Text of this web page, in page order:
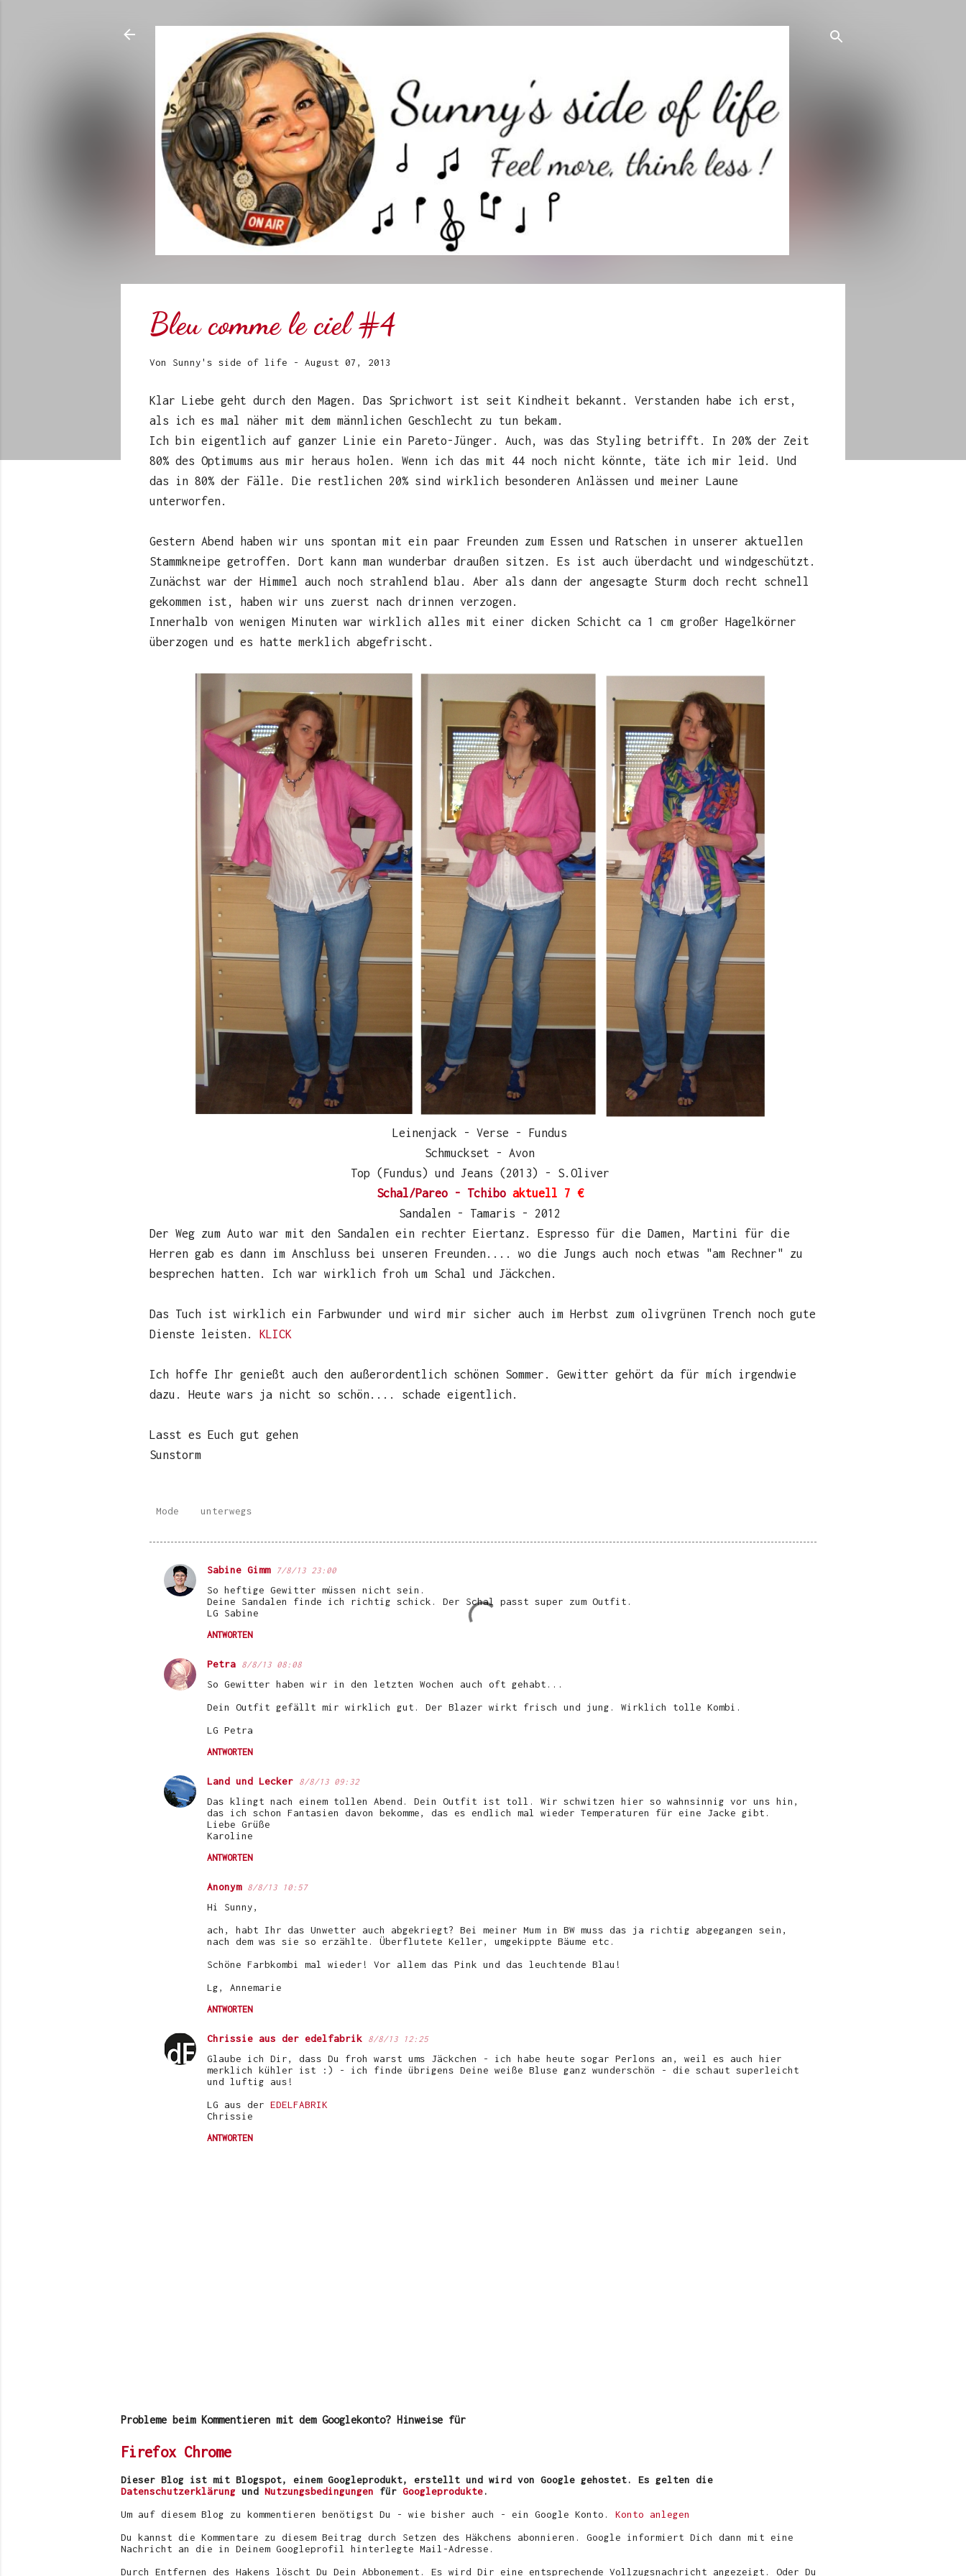
Bleu comme le ciel #4
Von Sunny's side of life - August 07, 2013
Klar Liebe geht durch den Magen. Das Sprichwort ist seit Kindheit bekannt. Verstanden habe ich erst,
als ich es mal näher mit dem männlichen Geschlecht zu tun bekam.
Ich bin eigentlich auf ganzer Linie ein Pareto-Jünger. Auch, was das Styling betrifft. In 20% der Zeit
80% des Optimums aus mir heraus holen. Wenn ich das mit 44 noch nicht könnte, täte ich mir leid. Und
das in 80% der Fälle. Die restlichen 20% sind wirklich besonderen Anlässen und meiner Laune
unterworfen.
Gestern Abend haben wir uns spontan mit ein paar Freunden zum Essen und Ratschen in unserer aktuellen
Stammkneipe getroffen. Dort kann man wunderbar draußen sitzen. Es ist auch überdacht und windgeschützt.
Zunächst war der Himmel auch noch strahlend blau. Aber als dann der angesagte Sturm doch recht schnell
gekommen ist, haben wir uns zuerst nach drinnen verzogen.
Innerhalb von wenigen Minuten war wirklich alles mit einer dicken Schicht ca 1 cm großer Hagelkörner
überzogen und es hatte merklich abgefrischt.
Leinenjack - Verse - Fundus
Schmuckset - Avon
Top (Fundus) und Jeans (2013) - S.Oliver
Schal/Pareo - Tchiboaktuell 7 €
Sandalen - Tamaris - 2012
Der Weg zum Auto war mit den Sandalen ein rechter Eiertanz. Espresso für die Damen, Martini für die
Herren gab es dann im Anschluss bei unseren Freunden.... wo die Jungs auch noch etwas "am Rechner" zu
besprechen hatten. Ich war wirklich froh um Schal und Jäckchen.
Das Tuch ist wirklich ein Farbwunder und wird mir sicher auch im Herbst zum olivgrünen Trench noch gute
Dienste leisten. KLICK
Ich hoffe Ihr genießt auch den außerordentlich schönen Sommer. Gewitter gehört da für mích irgendwie
dazu. Heute wars ja nicht so schön.... schade eigentlich.
Lasst es Euch gut gehen
Sunstorm
Mode unterwegs
K
n
Sabine Gimm 7/8/13 23:00
So heftige Gewitter müssen nicht sein.
Deine Sandalen finde ich richtig schick. Der Schal passt super zum Outfit.
LG Sabine
ANTWORTEN
Petra 8/8/13 08:08
So Gewitter haben wir in den letzten Wochen auch oft gehabt...
Dein Outfit gefällt mir wirklich gut. Der Blazer wirkt frisch und jung. Wirklich tolle Kombi.
LG Petra
ANTWORTEN
Land und Lecker 8/8/13 09:32
Das klingt nach einem tollen Abend. Dein Outfit ist toll. Wir schwitzen hier so wahnsinnig vor uns hin,
das ich schon Fantasien davon bekomme, das es endlich mal wieder Temperaturen für eine Jacke gibt.
Liebe Grüße
Karoline
ANTWORTEN
Anonym 8/8/13 10:57
Hi Sunny,
ach, habt Ihr das Unwetter auch abgekriegt? Bei meiner Mum in BW muss das ja richtig abgegangen sein,
nach dem was sie so erzählte. Überflutete Keller, umgekippte Bäume etc.
Schöne Farbkombi mal wieder! Vor allem das Pink und das leuchtende Blau!
Lg, Annemarie
ANTWORTEN
Chrissie aus der edelfabrik 8/8/13 12:25
Glaube ich Dir, dass Du froh warst ums Jäckchen - ich habe heute sogar Perlons an, weil es auch hier
merklich kühler ist :) - ich finde übrigens Deine weiße Bluse ganz wunderschön - die schaut superleicht
und luftig aus!
LG aus der EDELFABRIK
Chrissie
ANTWORTEN
m
t
r
v
e
r
ö
f
f
e
n
Probleme beim Kommentieren mit dem Googlekonto? Hinweise für
Firefox Chrome
Dieser Blog ist mit Blogspot, einem Googleprodukt, erstellt und wird von Google gehostet. Es gelten die
Datenschutzerklärung und Nutzungsbedingungen für Googleprodukte.
Um auf diesem Blog zu kommentieren benötigst Du - wie bisher auch - ein Google Konto. Konto anlegen
Du kannst die Kommentare zu diesem Beitrag durch Setzen des Häkchens abonnieren. Google informiert Dich dann mit eine
Nachricht an die in Deinem Googleprofil hinterlegte Mail-Adresse.
Durch Entfernen des Hakens löscht Du Dein Abbonement. Es wird Dir eine entsprechende Vollzugsnachricht angezeigt. Oder Du